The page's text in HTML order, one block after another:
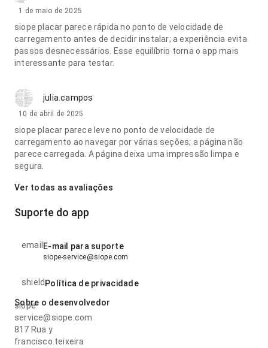
1 de maio de 2025
siope placar parece rápida no ponto de velocidade de
carregamento antes de decidir instalar; a experiência evita
passos desnecessários. Esse equilíbrio torna o app mais
interessante para testar.
julia.campos
10 de abril de 2025
siope placar parece leve no ponto de velocidade de
carregamento ao navegar por várias seções; a página não
parece carregada. A página deixa uma impressão limpa e
segura.
Ver todas as avaliações
Suporte do app
email E-mail para suporte
siope-service@siope.com
shield Política de privacidade
Sobre o desenvolvedor
siope
service@siope.com
817 Rua y
francisco.teixeira